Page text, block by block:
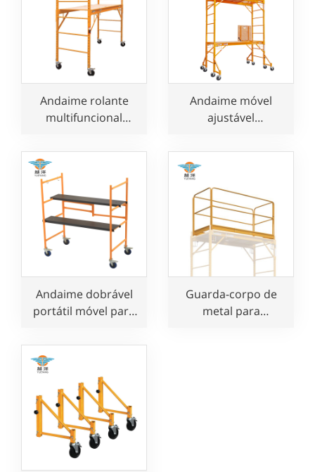
Andaime rolante
multifuncional
para uso em
Andaime móvel
ajustável
pés para padaria à
Andaime dobrável
portátil móvel para
Guarda-corpo de
metal para